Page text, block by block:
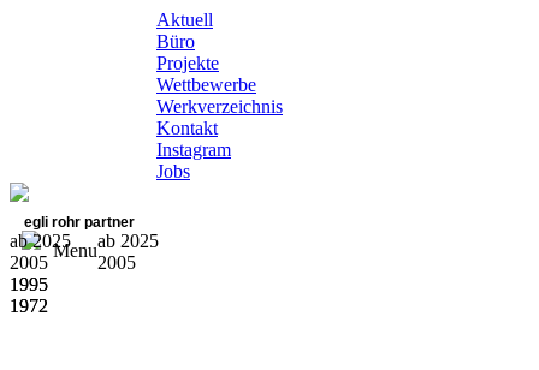
Aktuell
Büro
Projekte
Wettbewerbe
Werkverzeichnis
Kontakt
Instagram
Jobs
egli rohr partner
Menu
ab 2025
2005
1995
1972
ab 2025
2005
1995
1972